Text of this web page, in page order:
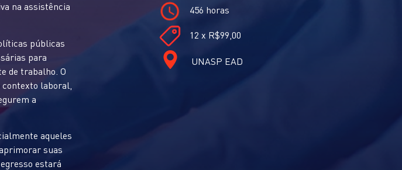
na assistência
públicas
para
de trabalho. O
laboral,
a
aqueles
suas
estará
456 horas
12 x R$99,00
UNASP EAD